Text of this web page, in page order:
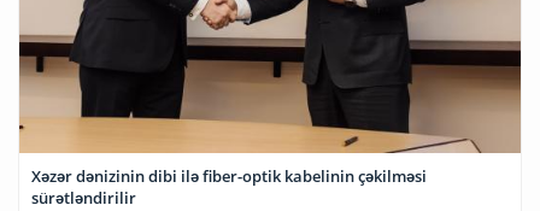
Xəzər dənizinin dibi ilə fiber-optik kabelinin çəkilməsi
sürətləndirilir